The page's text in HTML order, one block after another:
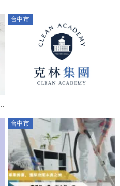
台中市
台中市